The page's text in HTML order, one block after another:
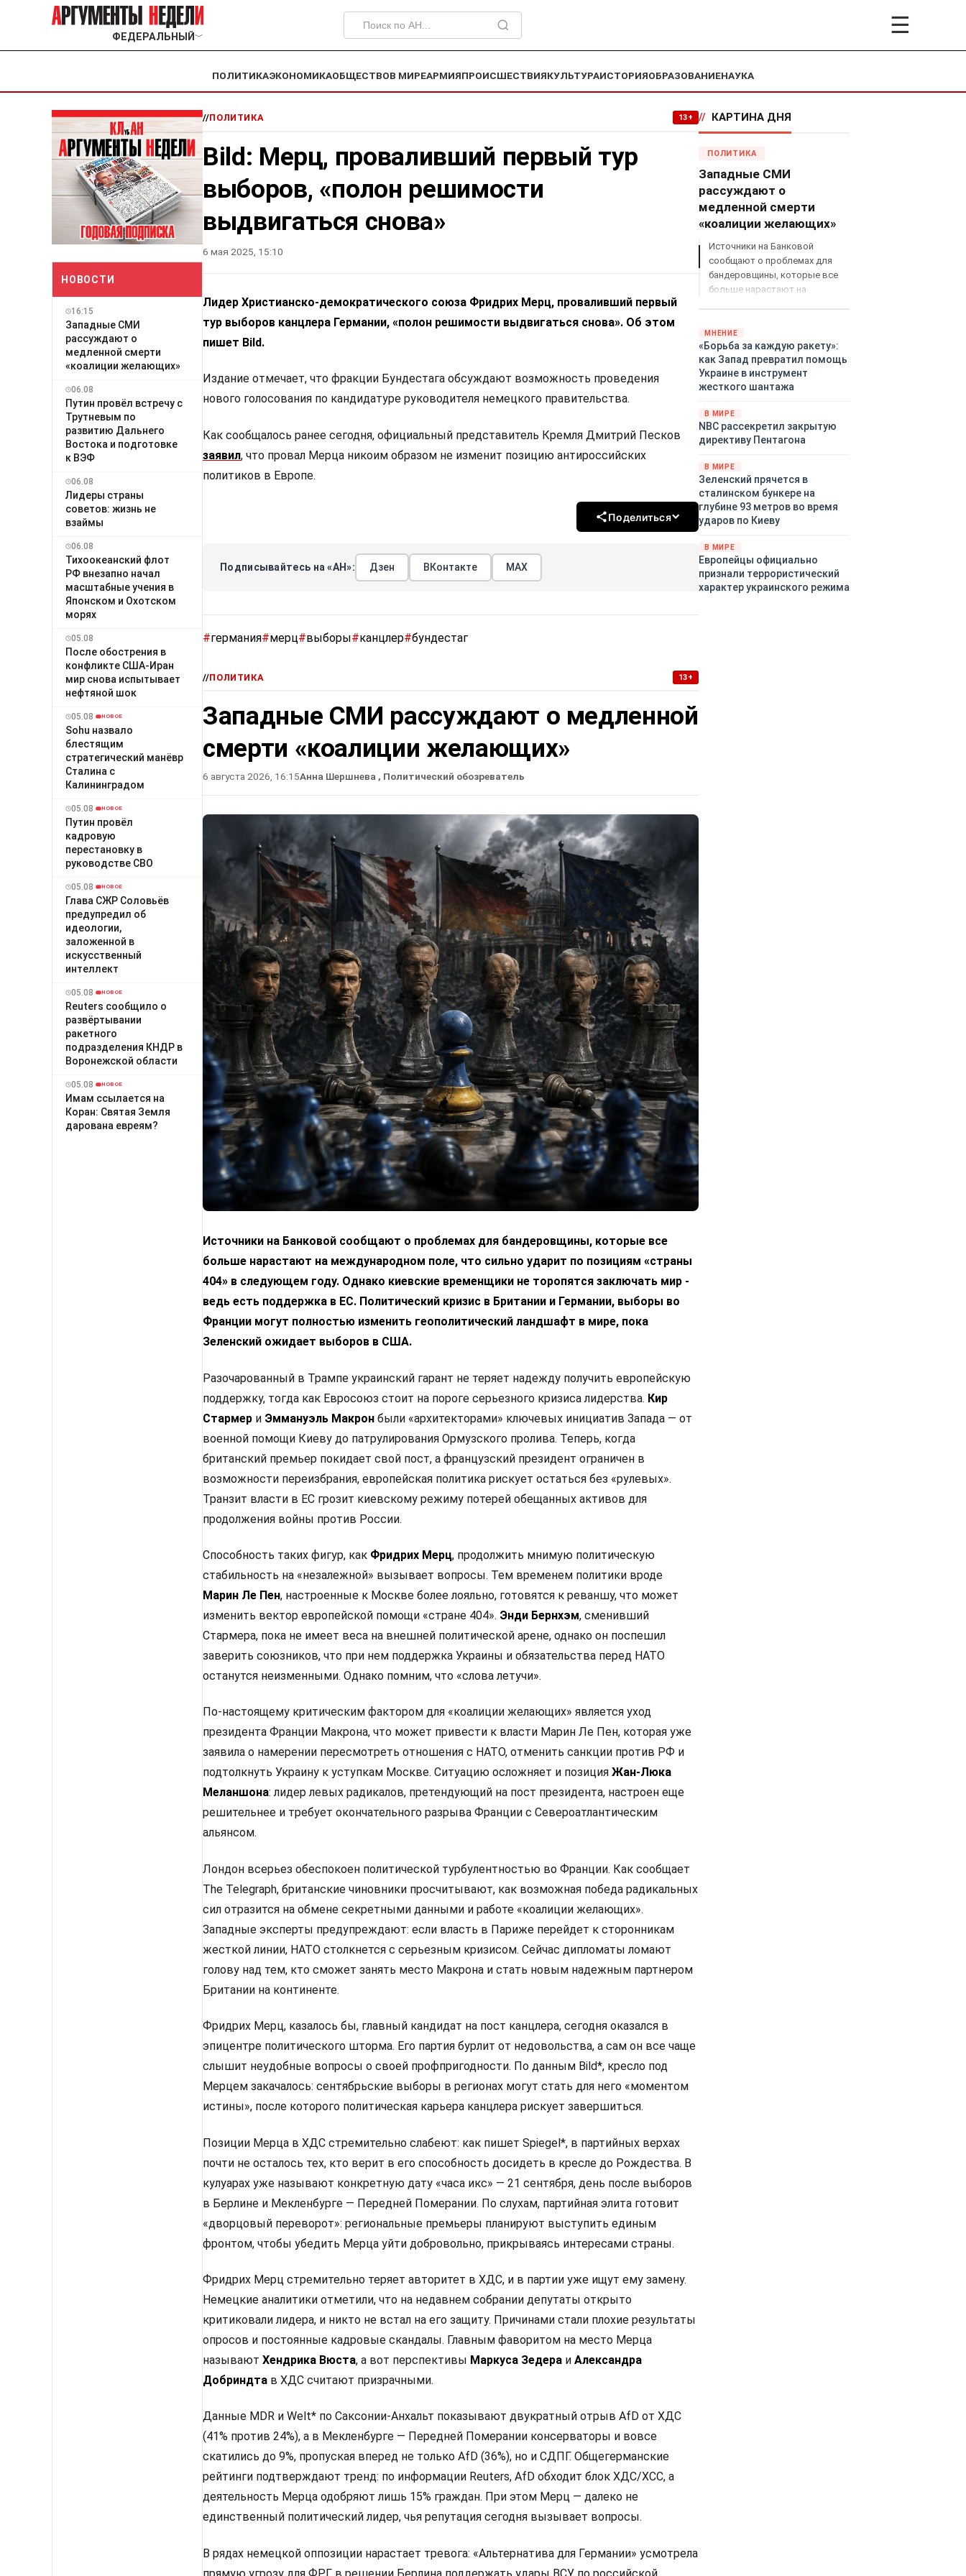
ФЕДЕРАЛЬНЫЙ ﹀ ☰
ПОЛИТИКАЭКОНОМИКАОБЩЕСТВОВ МИРЕАРМИЯПРОИСШЕСТВИЯКУЛЬТУРАИСТОРИЯОБРАЗОВАНИЕНАУКА
НОВОСТИ
16:15
Западные СМИ
рассуждают о
медленной смерти
«коалиции желающих»
06.08
Путин провёл встречу с
Трутневым по
развитию Дальнего
Востока и подготовке
к ВЭФ
06.08
Лидеры страны
советов: жизнь не
взаймы
06.08
Тихоокеанский флот
РФ внезапно начал
масштабные учения в
Японском и Охотском
морях
05.08
После обострения в
конфликте США-Иран
мир снова испытывает
нефтяной шок
05.08 НОВОЕ
Sohu назвало
блестящим
стратегический манёвр
Сталина с
Калининградом
05.08 НОВОЕ
Путин провёл
кадровую
перестановку в
руководстве СВО
05.08 НОВОЕ
Глава СЖР Соловьёв
предупредил об
идеологии,
заложенной в
искусственный
интеллект
05.08 НОВОЕ
Reuters сообщило о
развёртывании
ракетного
подразделения КНДР в
Воронежской области
05.08 НОВОЕ
Имам ссылается на
Коран: Святая Земля
дарована евреям?
//ПОЛИТИКА 13+
Bild: Мерц, проваливший первый тур
выборов, «полон решимости
выдвигаться снова»
6 мая 2025, 15:10
Лидер Христианско-демократического союза Фридрих Мерц, проваливший первый
тур выборов канцлера Германии, «полон решимости выдвигаться снова». Об этом
пишет Bild.
Издание отмечает, что фракции Бундестага обсуждают возможность проведения
нового голосования по кандидатуре руководителя немецкого правительства.
Как сообщалось ранее сегодня, официальный представитель Кремля Дмитрий Песков
заявил, что провал Мерца никоим образом не изменит позицию антироссийских
политиков в Европе.
Поделиться
Подписывайтесь на «АН»: Дзен ВКонтакте МАХ
#германия#мерц#выборы#канцлер#бундестаг
//ПОЛИТИКА 13+
Западные СМИ рассуждают о медленной
смерти «коалиции желающих»
6 августа 2026, 16:15Анна Шершнева , Политический обозреватель
Источники на Банковой сообщают о проблемах для бандеровщины, которые все
больше нарастают на международном поле, что сильно ударит по позициям «страны
404» в следующем году. Однако киевские временщики не торопятся заключать мир -
ведь есть поддержка в ЕС. Политический кризис в Британии и Германии, выборы во
Франции могут полностью изменить геополитический ландшафт в мире, пока
Зеленский ожидает выборов в США.
Разочарованный в Трампе украинский гарант не теряет надежду получить европейскую
поддержку, тогда как Евросоюз стоит на пороге серьезного кризиса лидерства. Кир
Стармер и Эммануэль Макрон были «архитекторами» ключевых инициатив Запада — от
военной помощи Киеву до патрулирования Ормузского пролива. Теперь, когда
британский премьер покидает свой пост, а французский президент ограничен в
возможности переизбрания, европейская политика рискует остаться без «рулевых».
Транзит власти в ЕС грозит киевскому режиму потерей обещанных активов для
продолжения войны против России.
Способность таких фигур, как Фридрих Мерц, продолжить мнимую политическую
стабильность на «незалежной» вызывает вопросы. Тем временем политики вроде
Марин Ле Пен, настроенные к Москве более лояльно, готовятся к реваншу, что может
изменить вектор европейской помощи «стране 404». Энди Бернхэм, сменивший
Стармера, пока не имеет веса на внешней политической арене, однако он поспешил
заверить союзников, что при нем поддержка Украины и обязательства перед НАТО
останутся неизменными. Однако помним, что «слова летучи».
По-настоящему критическим фактором для «коалиции желающих» является уход
президента Франции Макрона, что может привести к власти Марин Ле Пен, которая уже
заявила о намерении пересмотреть отношения с НАТО, отменить санкции против РФ и
подтолкнуть Украину к уступкам Москве. Ситуацию осложняет и позиция Жан-Люка
Меланшона: лидер левых радикалов, претендующий на пост президента, настроен еще
решительнее и требует окончательного разрыва Франции с Североатлантическим
альянсом.
Лондон всерьез обеспокоен политической турбулентностью во Франции. Как сообщает
The Telegraph, британские чиновники просчитывают, как возможная победа радикальных
сил отразится на обмене секретными данными и работе «коалиции желающих».
Западные эксперты предупреждают: если власть в Париже перейдет к сторонникам
жесткой линии, НАТО столкнется с серьезным кризисом. Сейчас дипломаты ломают
голову над тем, кто сможет занять место Макрона и стать новым надежным партнером
Британии на континенте.
Фридрих Мерц, казалось бы, главный кандидат на пост канцлера, сегодня оказался в
эпицентре политического шторма. Его партия бурлит от недовольства, а сам он все чаще
слышит неудобные вопросы о своей профпригодности. По данным Bild*, кресло под
Мерцем закачалось: сентябрьские выборы в регионах могут стать для него «моментом
истины», после которого политическая карьера канцлера рискует завершиться.
Позиции Мерца в ХДС стремительно слабеют: как пишет Spiegel*, в партийных верхах
почти не осталось тех, кто верит в его способность досидеть в кресле до Рождества. В
кулуарах уже называют конкретную дату «часа икс» — 21 сентября, день после выборов
в Берлине и Мекленбурге — Передней Померании. По слухам, партийная элита готовит
«дворцовый переворот»: региональные премьеры планируют выступить единым
фронтом, чтобы убедить Мерца уйти добровольно, прикрываясь интересами страны.
Фридрих Мерц стремительно теряет авторитет в ХДС, и в партии уже ищут ему замену.
Немецкие аналитики отметили, что на недавнем собрании депутаты открыто
критиковали лидера, и никто не встал на его защиту. Причинами стали плохие результаты
опросов и постоянные кадровые скандалы. Главным фаворитом на место Мерца
называют Хендрика Вюста, а вот перспективы Маркуса Зедера и Александра
Добриндта в ХДС считают призрачными.
Данные MDR и Welt* по Саксонии-Анхальт показывают двукратный отрыв AfD от ХДС
(41% против 24%), а в Мекленбурге — Передней Померании консерваторы и вовсе
скатились до 9%, пропуская вперед не только AfD (36%), но и СДПГ. Общегерманские
рейтинги подтверждают тренд: по информации Reuters, AfD обходит блок ХДС/ХСС, а
деятельность Мерца одобряют лишь 15% граждан. При этом Мерц — далеко не
единственный политический лидер, чья репутация сегодня вызывает вопросы.
В рядах немецкой оппозиции нарастает тревога: «Альтернатива для Германии» усмотрела
// КАРТИНА ДНЯ
ПОЛИТИКА
Западные СМИ
рассуждают о
медленной смерти
«коалиции желающих»
Источники на Банковой
сообщают о проблемах для
бандеровщины, которые все
больше нарастают на
«страны 404» в следующем
году. Однако киевские
временщики не торопятся
заключать мир - ведь есть
поддержка в ЕС.
Британии и Германии, выборы
во Франции могут полностью
изменить геополитический
ландшафт в мире, пока
Зеленский ожидает выборов
в США.
МНЕНИЕ
«Борьба за каждую ракету»:
как Запад превратил помощь
Украине в инструмент
жесткого шантажа
В МИРЕ
NBC рассекретил закрытую
директиву Пентагона
В МИРЕ
Зеленский прячется в
сталинском бункере на
глубине 93 метров во время
ударов по Киеву
В МИРЕ
Европейцы официально
признали террористический
характер украинского режима